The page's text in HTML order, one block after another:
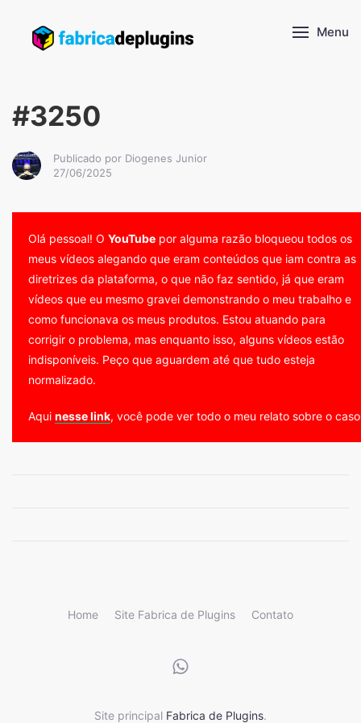
Menu
#3250
Publicado por Diogenes Junior
27/06/2025
Olá pessoal! O YouTube por alguma razão bloqueou todos os
meus vídeos alegando que eram conteúdos que iam contra as
diretrizes da plataforma, o que não faz sentido, já que eram
vídeos que eu mesmo gravei demonstrando o meu trabalho e
como funcionava os meus produtos. Estou atuando para
corrigir o problema, mas enquanto isso, alguns vídeos estão
indisponíveis. Peço que aguardem até que tudo esteja
normalizado.
Aqui nesse link, você pode ver todo o meu relato sobre o
Home Site Fabrica de Plugins Contato
Site principal Fabrica de Plugins.